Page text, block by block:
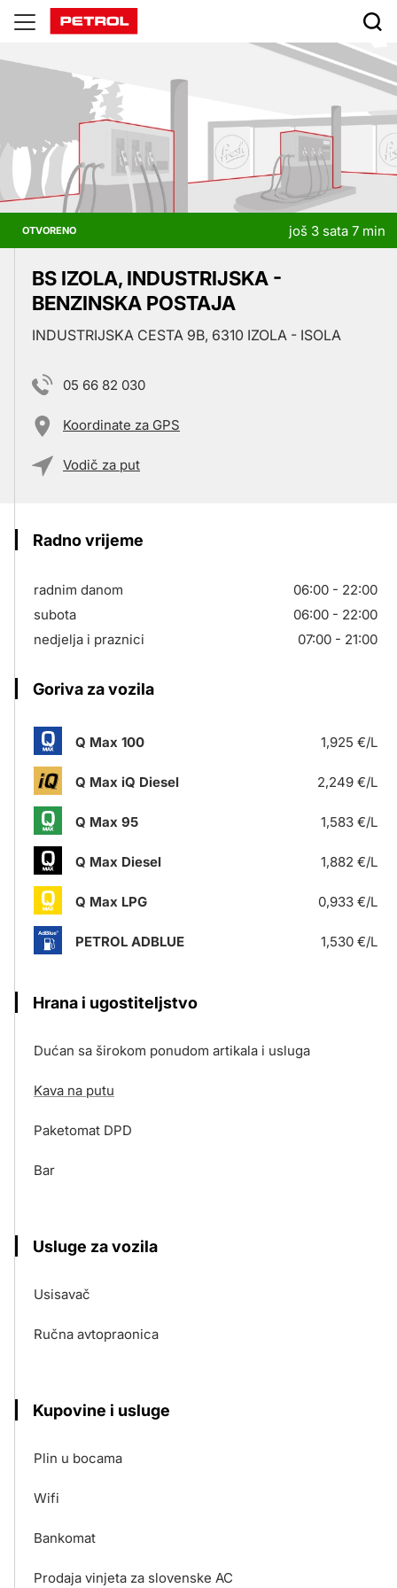
Prodajna
mjesta
OTVORENO još 3 sata 7 min
BS IZOLA, INDUSTRIJSKA -
BENZINSKA POSTAJA
INDUSTRIJSKA CESTA 9B, 6310 IZOLA - ISOLA
05 66 82 030
Koordinate za GPS
Vodič za put
Radno vrijeme
radnim danom
06:00 - 22:00
subota
06:00 - 22:00
nedjelja i praznici
07:00 - 21:00
Goriva za vozila
Q Max 100 1,925 €/L
Q Max iQ Diesel 2,249 €/L
Q Max 95 1,583 €/L
Q Max Diesel 1,882 €/L
Q Max LPG 0,933 €/L
PETROL ADBLUE 1,530 €/L
Hrana i ugostiteljstvo
Dućan sa širokom ponudom artikala i usluga
Kava na putu
Paketomat DPD
Bar
Usluge za vozila
Usisavač
Ručna avtopraonica
Kupovine i usluge
Plin u bocama
Wifi
Bankomat
Prodaja vinjeta za slovenske AC